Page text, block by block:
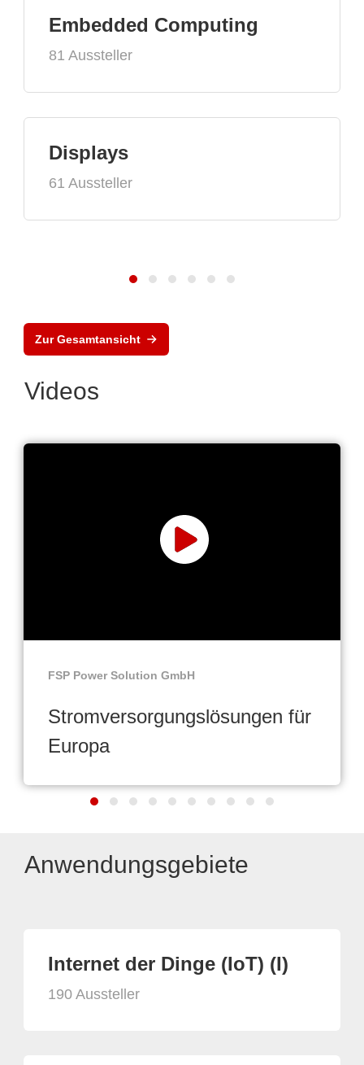
Embedded Computing
81 Aussteller
Displays
61 Aussteller
Zur Gesamtansicht
Videos
FSP Power Solution GmbH
Stromversorgungslösungen für
Europa
Anwendungsgebiete
Internet der Dinge (IoT) (I)
190 Aussteller